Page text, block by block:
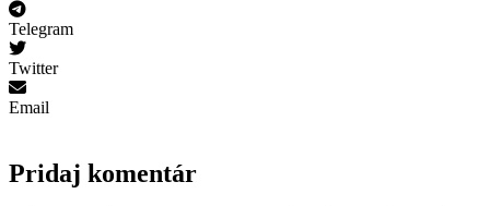
Telegram
Twitter
Email
Pridaj komentár